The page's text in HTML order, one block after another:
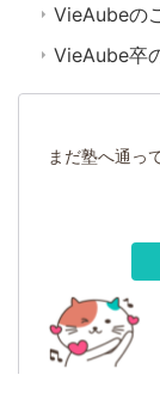
VieAubeの
VieAube卒
まだ塾へ通っ